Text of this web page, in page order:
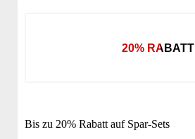
20% RABATT
Bis zu 20% Rabatt auf Spar-Sets